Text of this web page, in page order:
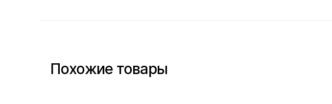
Похожие товары